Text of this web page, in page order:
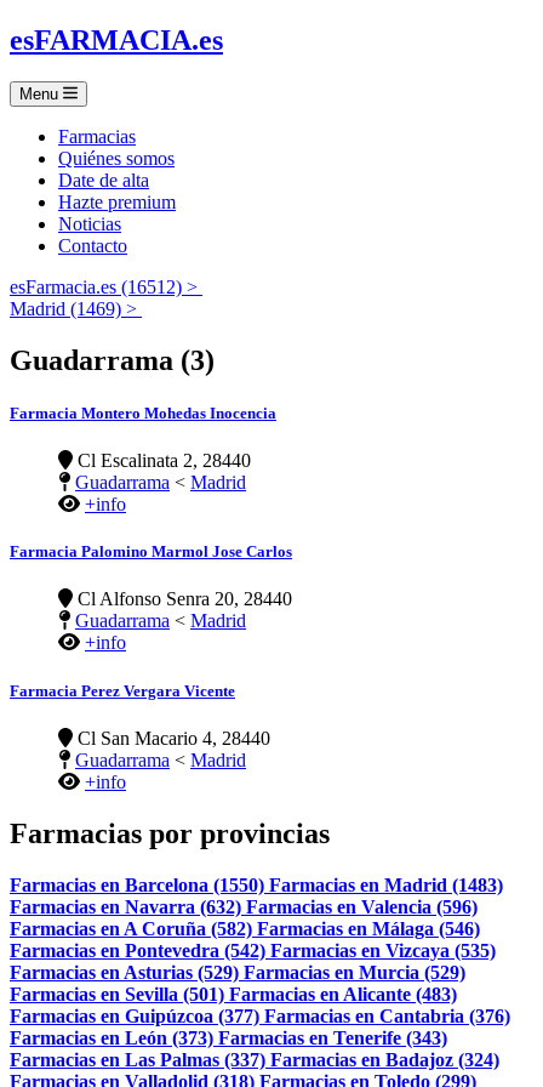
esFARMACIA.es
Menu
Farmacias
Quiénes somos
Date de alta
Hazte premium
Noticias
Contacto
esFarmacia.es (16512) >
Madrid (1469) >
Guadarrama (3)
Farmacia Montero Mohedas Inocencia
Cl Escalinata 2, 28440
Guadarrama < Madrid
+info
Farmacia Palomino Marmol Jose Carlos
Cl Alfonso Senra 20, 28440
Guadarrama < Madrid
+info
Farmacia Perez Vergara Vicente
Cl San Macario 4, 28440
Guadarrama < Madrid
+info
Farmacias por provincias
Farmacias en Barcelona (1550) Farmacias en Madrid (1483)
Farmacias en Navarra (632) Farmacias en Valencia (596)
Farmacias en A Coruña (582) Farmacias en Málaga (546)
Farmacias en Pontevedra (542) Farmacias en Vizcaya (535)
Farmacias en Asturias (529) Farmacias en Murcia (529)
Farmacias en Sevilla (501) Farmacias en Alicante (483)
Farmacias en Guipúzcoa (377) Farmacias en Cantabria (376)
Farmacias en León (373) Farmacias en Tenerife (343)
Farmacias en Las Palmas (337) Farmacias en Badajoz (324)
Farmacias en Valladolid (318) Farmacias en Toledo (299)